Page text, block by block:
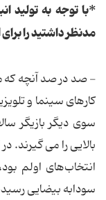
*با توجه به تولید
مدنظر داشتید را
- صد در صد آنچه که
کارهای سینما و
سوی دیگر بازیگر
بالایی را می گیرند.
انتخاب‌های اولم
سودابه بیضایی